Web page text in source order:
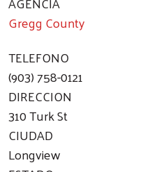
Gregg County
TELEFONO
(903) 758-0121
DIRECCION
310 Turk St
CIUDAD
Longview